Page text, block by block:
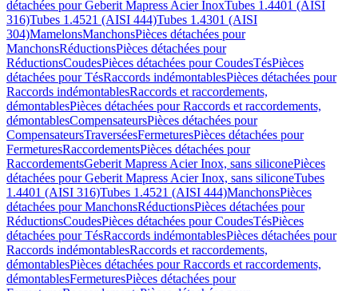
détachées pour Geberit Mapress Acier InoxTubes 1.4401 (AISI
316)Tubes 1.4521 (AISI 444)Tubes 1.4301 (AISI
304)MamelonsManchonsPièces détachées pour
ManchonsRéductionsPièces détachées pour
RéductionsCoudesPièces détachées pour CoudesTésPièces
détachées pour TésRaccords indémontablesPièces détachées pour
Raccords indémontablesRaccords et raccordements,
démontablesPièces détachées pour Raccords et raccordements,
démontablesCompensateursPièces détachées pour
CompensateursTraverséesFermeturesPièces détachées pour
FermeturesRaccordementsPièces détachées pour
RaccordementsGeberit Mapress Acier Inox, sans siliconePièces
détachées pour Geberit Mapress Acier Inox, sans siliconeTubes
1.4401 (AISI 316)Tubes 1.4521 (AISI 444)ManchonsPièces
détachées pour ManchonsRéductionsPièces détachées pour
RéductionsCoudesPièces détachées pour CoudesTésPièces
détachées pour TésRaccords indémontablesPièces détachées pour
Raccords indémontablesRaccords et raccordements,
démontablesPièces détachées pour Raccords et raccordements,
démontablesFermeturesPièces détachées pour